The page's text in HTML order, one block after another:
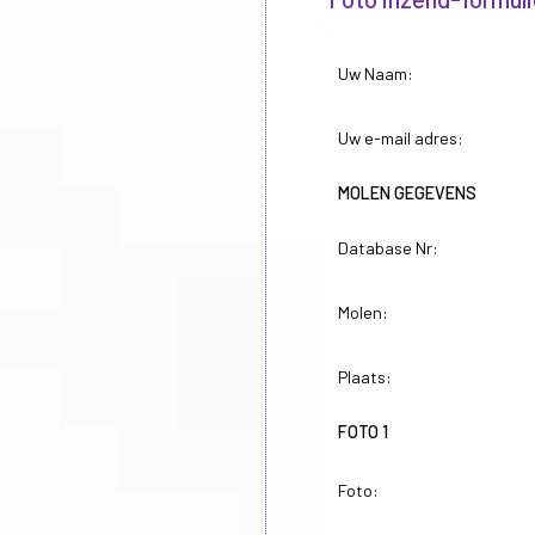
Uw Naam:
Uw e-mail adres:
MOLEN GEGEVENS
Database Nr:
Molen:
Plaats:
FOTO 1
Foto: